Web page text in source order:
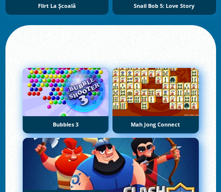
Flirt La Școală Snail Bob 5: Love Story
Bubbles 3 Mah Jong Connect